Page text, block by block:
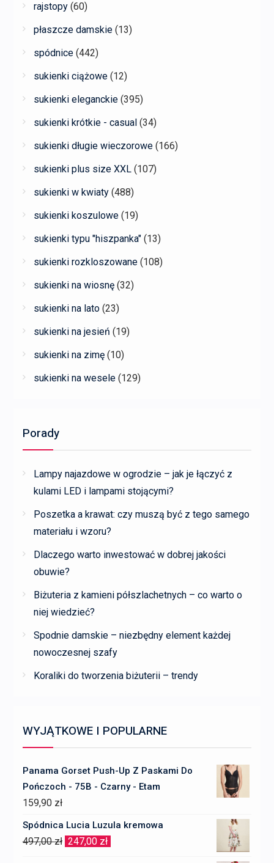
rajstopy (60)
płaszcze damskie (13)
spódnice (442)
sukienki ciążowe (12)
sukienki eleganckie (395)
sukienki krótkie - casual (34)
sukienki długie wieczorowe (166)
sukienki plus size XXL (107)
sukienki w kwiaty (488)
sukienki koszulowe (19)
sukienki typu "hiszpanka" (13)
sukienki rozkloszowane (108)
sukienki na wiosnę (32)
sukienki na lato (23)
sukienki na jesień (19)
sukienki na zimę (10)
sukienki na wesele (129)
Porady
Lampy najazdowe w ogrodzie – jak je łączyć z
kulami LED i lampami stojącymi?
Poszetka a krawat: czy muszą być z tego samego
materiału i wzoru?
Dlaczego warto inwestować w dobrej jakości
obuwie?
Biżuteria z kamieni półszlachetnych – co warto o
niej wiedzieć?
Spodnie damskie – niezbędny element każdej
nowoczesnej szafy
Koraliki do tworzenia biżuterii – trendy
WYJĄTKOWE I POPULARNE
Panama Gorset Push-Up Z Paskami Do
Pończoch - 75B - Czarny - Etam
159,90 zł
Spódnica Lucia Luzula kremowa
497,00zł Pierwotna
247,00 zł